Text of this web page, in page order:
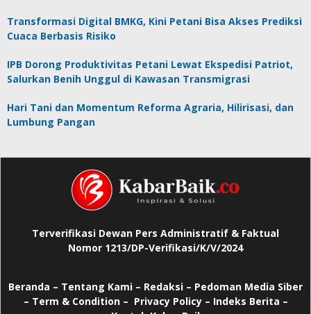
Transformasi Digital BMKG, Kini Petani Bisa Akses Prediksi
Cuaca Berbasis Risiko
IPB Dorong Produktivitas Petani Lewat Ekspedisi Patriot,
Salurkan Benih Unggul di Kawasan Transmigrasi
Hari Tani dan Momentum Reforma Agraria, Hilirisasi, dan
Lumbung Pangan
Terverifikasi Dewan Pers Administratif & Faktual
Nomor 1213/DP-Verifikasi/K/V/2024
Beranda – Tentang Kami – Redaksi – Pedoman Media Siber
– Term & Condition – Privacy Policy– Indeks Berita –